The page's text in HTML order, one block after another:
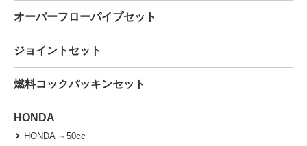
オーバーフローパイプセット
ジョイントセット
燃料コックパッキンセット
HONDA
HONDA ～50cc